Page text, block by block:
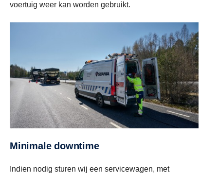
voertuig weer kan worden gebruikt.
Minimale downtime
Indien nodig sturen wij een servicewagen, met